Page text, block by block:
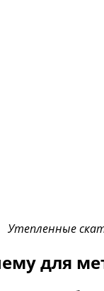
Утепленные
для